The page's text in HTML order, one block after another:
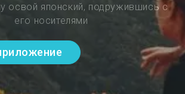
освой японский, подружившись с
его носителями